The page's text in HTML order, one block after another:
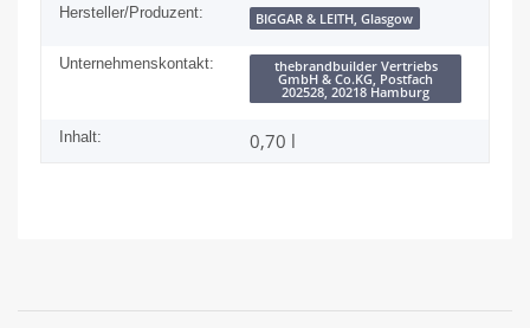
Hersteller/Produzent: BIGGAR & LEITH, Glasgow
Unternehmenskontakt: thebrandbuilder Vertriebs
GmbH & Co.KG, Postfach
202528, 20218 Hamburg
Inhalt: 0,70 l